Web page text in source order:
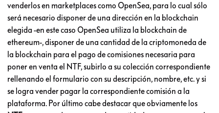
venderlos en marketplaces como OpenSea, para lo cual sólo
será necesario disponer de una dirección en la blockchain
elegida -en este caso OpenSea utiliza la blockchain de
ethereum-, disponer de una cantidad de la criptomoneda de
la blockchain para el pago de comisiones necesaria para
poner en venta el NTF, subirlo a su colección correspondiente
rellenando el formulario con su descripción, nombre, etc. y si
se logra vender pagar la correspondiente comisión a la
plataforma. Por último cabe destacar que obviamente los